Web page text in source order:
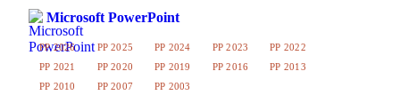
Microsoft PowerPoint
PP 2026 PP 2025 PP 2024 PP 2023
PP 2022
PP 2021
PP 2020 PP 2019 PP 2016
PP 2013
PP 2010
PP 2007 PP 2003